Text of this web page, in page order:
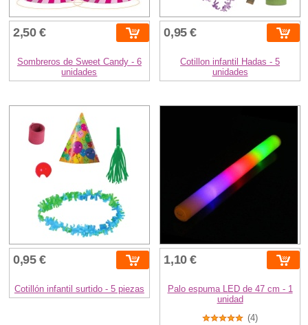
2,50 €
Sombreros de Sweet Candy - 6
unidades
0,95 €
Cotillon infantil Hadas - 5
unidades
0,95 €
Cotillón infantil surtido - 5 piezas
1,10 €
Palo espuma LED de 47 cm - 1
unidad
(4)